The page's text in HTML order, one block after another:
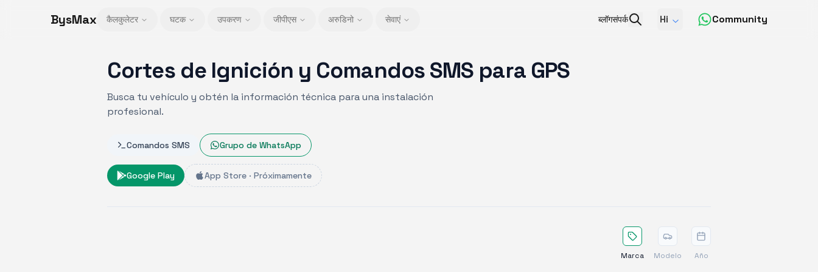
BysMax कैलकुलेटर घटक उपकरण जीपीएस अरुडिनो सेवाएं ब्लॉगसंपर्क Hi Community
Cortes de Ignición y Comandos SMS para GPS
Busca tu vehículo y obtén la información técnica para una instalación
profesional.
Comandos SMS Grupo de WhatsApp
Google Play App Store · Próximamente
Marca Modelo Año